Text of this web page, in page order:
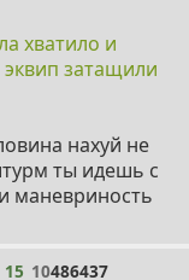
хватило и
затащили
нахуй не
ты идешь с
маневриность
15 10486437